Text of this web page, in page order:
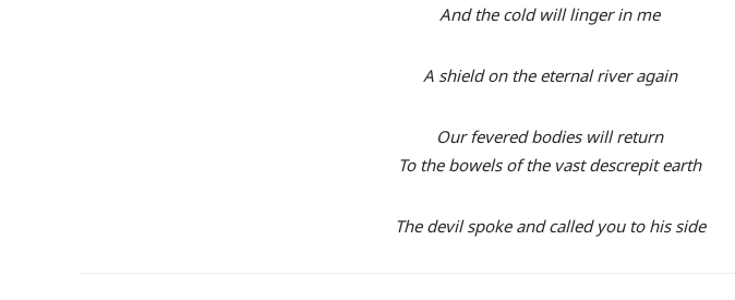
And the cold will linger in me
A shield on the eternal river again
Our fevered bodies will return
To the bowels of the vast descrepit earth
The devil spoke and called you to his side